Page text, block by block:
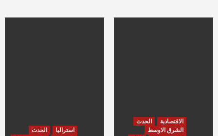
الاقتصادية
الحدث
الشرق الاوسط
استراليا
الحدث